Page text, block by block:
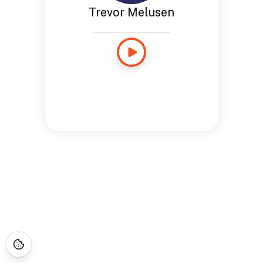
Trevor Melusen